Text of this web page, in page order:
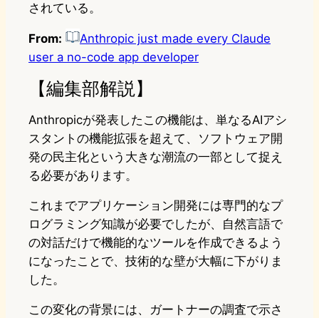
されている。
From:
Anthropic just made every Claude
user a no-code app developer
【編集部解説】
Anthropicが発表したこの機能は、単なるAIアシ
スタントの機能拡張を超えて、ソフトウェア開
発の民主化という大きな潮流の一部として捉え
る必要があります。
これまでアプリケーション開発には専門的なプ
ログラミング知識が必要でしたが、自然言語で
の対話だけで機能的なツールを作成できるよう
になったことで、技術的な壁が大幅に下がりま
した。
この変化の背景には、ガートナーの調査で示さ